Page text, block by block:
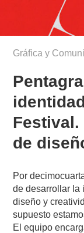
Gráfica y
de
Por
de desarrollar la
diseño y
supuesto
El equipo